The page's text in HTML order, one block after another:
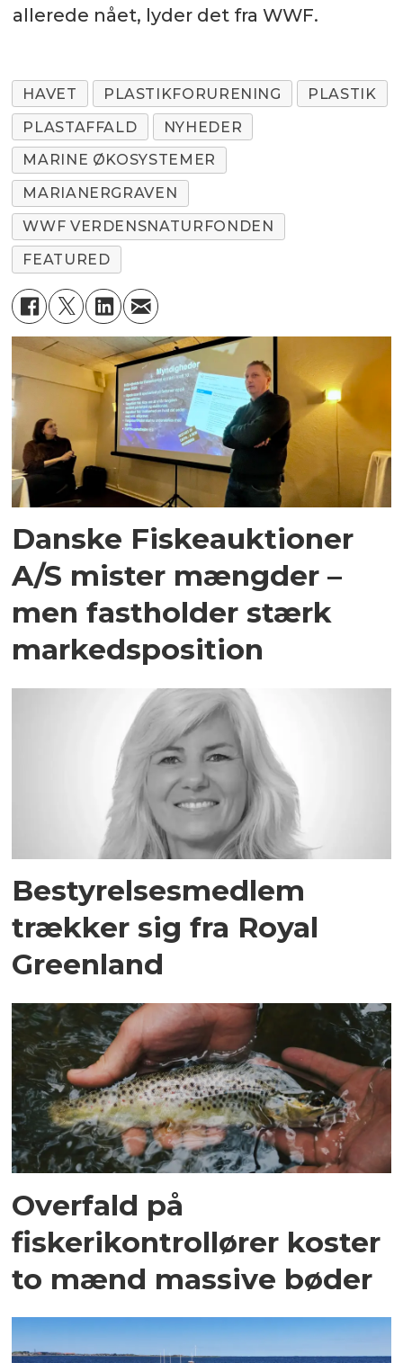
allerede nået, lyder det fra WWF.
HAVET PLASTIKFORURENING
PLASTIK
PLASTAFFALD
NYHEDER
MARINE ØKOSYSTEMER
MARIANERGRAVEN
WWF VERDENSNATURFONDEN
FEATURED
Danske Fiskeauktioner
A/S mister mængder –
men fastholder stærk
markedsposition
Bestyrelsesmedlem
trækker sig fra Royal
Greenland
Overfald på
fiskerikontrollører koster
to mænd massive bøder